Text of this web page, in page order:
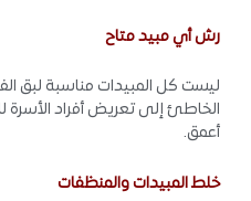
رش أي مبيد متاح
ليست كل المبيدات مناسبة لبق
الخاطئ إلى تعريض أفراد الأسرة
أعمق.
خلط المبيدات والمنظفات